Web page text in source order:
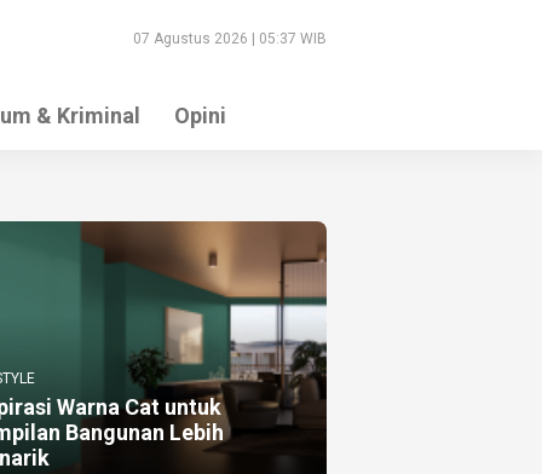
07 Agustus 2026 | 05:37 WIB
& Kriminal Opini
Warna Cat untuk
Bangunan Lebih